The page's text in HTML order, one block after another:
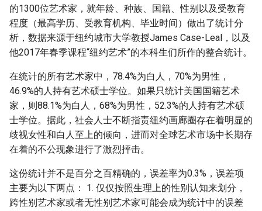
n
g
e
a
r
c
h
的1300位艺术家，就年龄、种族、国籍、性别以及受教育
程度（最高学历、受教育机构、毕业时间）做出了统计分
析，数据来源于纽约城市大学教授James Case-Leal，以及
他2017年春季课程“纽约艺术”的本科生们所作的整合统计。
在统计的所有艺术家中，78.4%为白人，70%为男性，
46.9%的人持有艺术硕士学位。如果只统计美国国籍艺术
家，则88.1%为白人，68%为男性，52.3%的人持有艺术硕
士学位。据此，社会人士不断指责纽约画廊圈存在着明显的
歧视女性和白人至上的倾向，进而对全球艺术市场中长期存
在着的不公现象进行了激烈抨击。
这份统计并不是百分之百精确的，误差率为0.3%，误差项
主要为以下两点： 1. 仅仅按照生理上的性别认知来划分，
跨性别艺术家或者无性别艺术家可能会成为统计中的误差